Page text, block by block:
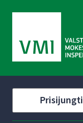
Prisijungti